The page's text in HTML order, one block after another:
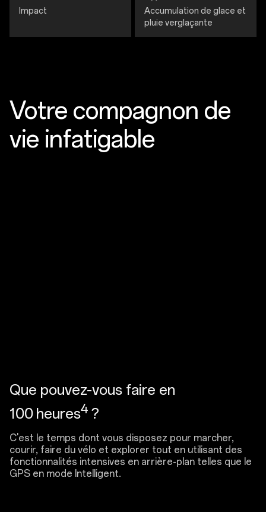
Impact
Accumulation de glace et
pluie verglaçante
Votre compagnon de
vie infatigable
Que pouvez-vous faire en
100 heures4 ?
C'est le temps dont vous disposez pour marcher,
courir, faire du vélo et explorer tout en utilisant des
fonctionnalités intensives en arrière-plan telles que le
GPS en mode Intelligent.